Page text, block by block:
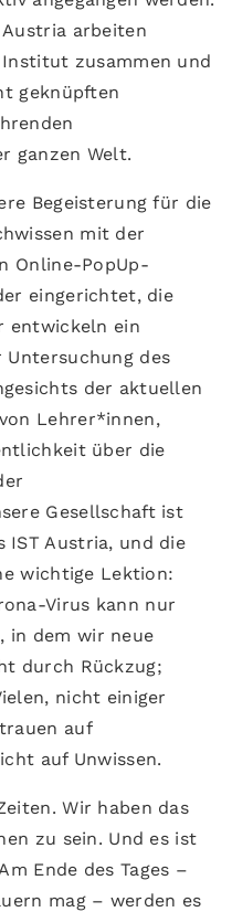
arbeiten
zusammen und
geknüpften
ganzen Welt.
Begeisterung für die
mit der
Online-PopUp-
eingerichtet, die
entwickeln ein
des
der aktuellen
Lehrer*innen,
über die
Gesellschaft ist
IST Austria, und die
wichtige Lektion:
Virus kann nur
in dem wir neue
durch Rückzug;
nicht einiger
auf
auf Unwissen.
Wir haben das
zu sein. Und es ist
Ende des Tages –
mag – werden es